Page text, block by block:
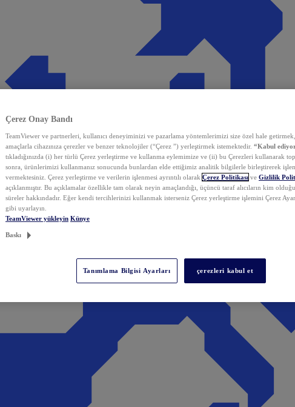
Çerez Onay Bandı
TeamViewer ve partnerleri, kullanıcı deneyiminizi ve pazarlama yöntemlerimizi size özel hale
amaçlarla cihazınıza çerezler ve benzer teknolojiler (“Çerez ”) yerleştirmek istemektedir. “Kabul
tıkladığınızda (i) her türlü Çerez yerleştirme ve kullanma eylemimize ve (ii) bu Çerezleri kullanarak
sonra, ürünlerimizi kullanmanız sonucunda bunlardan elde ettiğimiz analitik bilgilerle birleştirerek
vermektesiniz. Çerez yerleştirme ve verilerin işlenmesi ayrıntılı olarak Çerez Politikası ve Gizlilik
açıklanmıştır. Bu açıklamalar özellikle tam olarak neyin amaçlandığı, üçüncü taraf alıcıların kim
süreler hakkındadır. Eğer kendi tercihlerinizi kullanmak isterseniz Çerez yerleştirme işlemini Çerez
gibi uyarlayın.
TeamViewer yükleyin Künye
Baskı
Tanımlama Bilgisi Ayarları çerezleri kabul et